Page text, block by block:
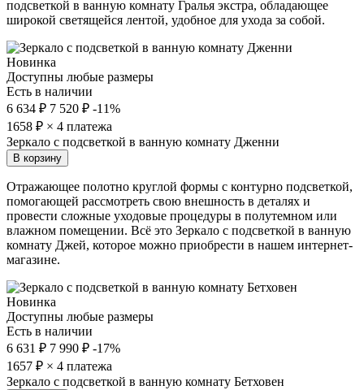
подсветкой в ванную комнату Гралья экстра, обладающее
широкой светящейся лентой, удобное для ухода за собой.
Новинка
Доступны любые размеры
Есть в наличии
6 634 ₽ 7 520 ₽ -11%
1658 ₽ × 4 платежа
Зеркало с подсветкой в ванную комнату Дженни
В корзину
Отражающее полотно круглой формы с контурно подсветкой,
помогающей рассмотреть свою внешность в деталях и
провести сложные уходовые процедуры в полутемном или
влажном помещении. Всё это Зеркало с подсветкой в ванную
комнату Джей, которое можно приобрести в нашем интернет-
магазине.
Новинка
Доступны любые размеры
Есть в наличии
6 631 ₽ 7 990 ₽ -17%
1657 ₽ × 4 платежа
Зеркало с подсветкой в ванную комнату Бетховен